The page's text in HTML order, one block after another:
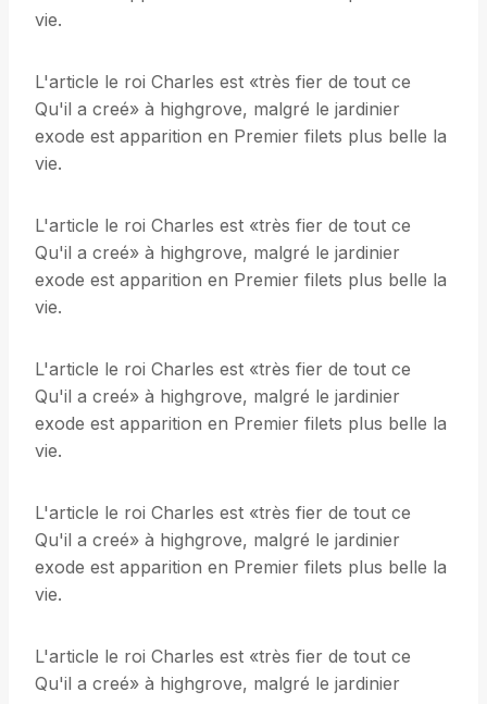
vie.
L'article le roi Charles est «très fier de tout ce
Qu'il a creé» à highgrove, malgré le jardinier
exode est apparition en Premier filets plus belle la
vie.
L'article le roi Charles est «très fier de tout ce
Qu'il a creé» à highgrove, malgré le jardinier
exode est apparition en Premier filets plus belle la
vie.
L'article le roi Charles est «très fier de tout ce
Qu'il a creé» à highgrove, malgré le jardinier
exode est apparition en Premier filets plus belle la
vie.
L'article le roi Charles est «très fier de tout ce
Qu'il a creé» à highgrove, malgré le jardinier
exode est apparition en Premier filets plus belle la
vie.
L'article le roi Charles est «très fier de tout ce
Qu'il a creé» à highgrove, malgré le jardinier